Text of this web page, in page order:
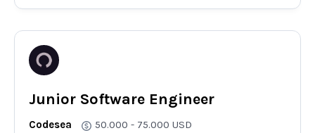
Junior Software Engineer
Codesea 50.000 - 75.000 USD